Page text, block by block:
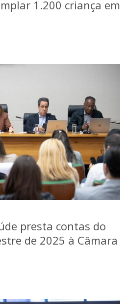
1.200 criança em
presta contas do
de 2025 à Câmara